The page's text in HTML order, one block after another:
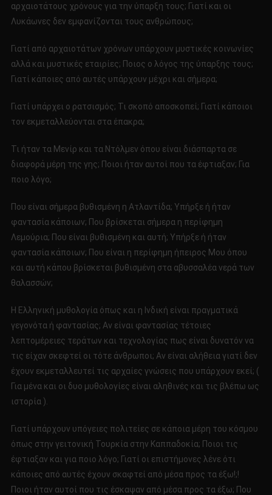
αρχαιοτάτους χρόνους για την ύπαρξη τους; Γιατί και οι
Λυκάωνες δεν εμφανίζονται τους ανθρώπους;
Γιατί από αρχαιοτάτων χρόνων υπάρχουν μυστικές κοινωνίες
αλλά και μυστικές εταιρίες; Ποιος ο λόγος της ύπαρξης τους;
Γιατί κάποιες από αυτές υπάρχουν μέχρι και σήμερα;
Γιατί υπάρχει ο ρατσισμός; Τι σκοπό αποσκοπεί; Γιατί κάποιοι
τον εκμεταλλεύονται στα έπακρα;
Τι ήταν τα Μενίρ και τα Ντόλμεν όπου είναι διάσπαρτα σε
διαφορά μέρη της γης; Ποιοι ήταν αυτοί που τα έφτιαξαν; Για
ποιο λόγο;
Που είναι σήμερα βυθισμένη η Ατλαντίδα; Υπήρξε ή ήταν
φαντασία κάποιων; Που βρίσκεται σήμερα η περίφημη
Λεμούρια; Που είναι βυθισμένη και αυτή; Υπήρξε ή ήταν
φαντασία κάποιων; Που είναι η περίφημη ήπειρος Μου όπου
και αυτή κάπου βρίσκεται βυθισμένη στα αβυσσαλέα νερά των
θαλασσών;
Η Ελληνική μυθολογία όπως και η Ινδική είναι πραγματικά
γεγονότα ή φαντασίας; Αν είναι φαντασίας τέτοιες
λεπτομέρειες τεράτων και τεχνολογίας πως είναι δυνατόν να
τις είχαν σκεφτεί οι τότε άνθρωποι; Αν είναι αλήθεια γιατί δεν
έχουν εκμεταλλευτεί τις αρχαίες γνώσεις που υπάρχουν εκεί; (
Για μένα και οι δυο μυθολογίες είναι αληθινές και τις βλέπω ως
ιστορία ).
Γιατί υπάρχουν υπόγειες πολιτείες σε κάποια μέρη του κόσμου
όπως στην γειτονική Τουρκία στην Καππαδοκία; Ποιοι τις
έφτιαξαν και για ποιο λόγο; Γιατί οι επιστήμονες λένε ότι
κάποιες από αυτές έχουν σκαφτεί από μέσα προς τα έξω!;!
Ποιοι ήταν αυτοί που τις έσκαψαν από μέσα προς τα έξω; Που